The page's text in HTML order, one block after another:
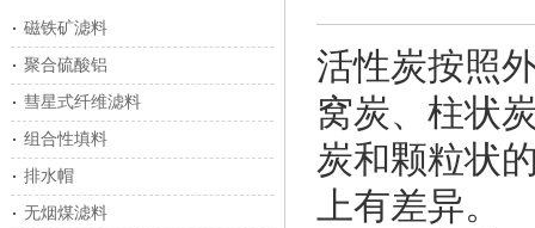
磁铁矿滤料
聚合硫酸铝
彗星式纤维滤料
组合性填料
排水帽
无烟煤滤料
活性炭按照
窝炭、柱状
炭和颗粒状
上有差异。